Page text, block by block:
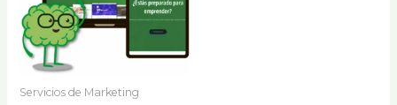
Servicios de Marketing